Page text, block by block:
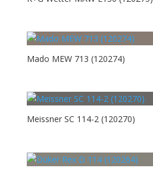
Mado MEW 713 (120274)
Meissner SC 114-2 (120270)